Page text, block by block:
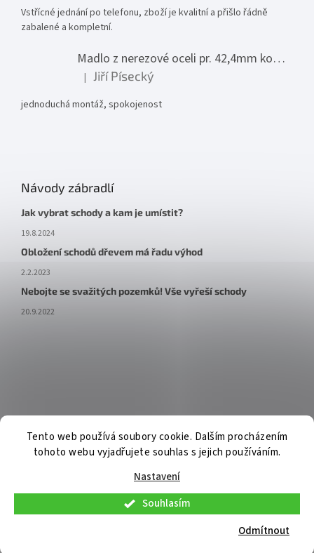
Tento web používá soubory cookie. Dalším procházením
tohoto webu vyjadřujete souhlas s jejich používáním.
Nastavení
Odmítnout
Souhlasím
V pátek 7. 8. 2026 budou osobní konzultace a telefonická podpora
dostupné pouze do 9:00. Osobní odběr již připravených objednávek
Vstřícné jednání po telefonu, zboží je kvalitní a přišlo řádně
zabalené a kompletní.
Madlo z nerezové oceli pr. 42,4mm komplet - model 0116 - 3000mm
Hodnocení produktu je 5 z 5 hvězdiček.
| Jiří Písecký
jednoduchá montáž, spokojenost
Návody zábradlí
Jak vybrat schody a kam je umístit?
19.8.2024
Obložení schodů dřevem má řadu výhod
2.2.2023
Nebojte se svažitých pozemků! Vše vyřeší schody
20.9.2022